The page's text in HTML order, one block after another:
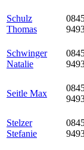
Schulz
Thomas
Schwinger
Natalie
Seitle Max
Stelzer
Stefanie